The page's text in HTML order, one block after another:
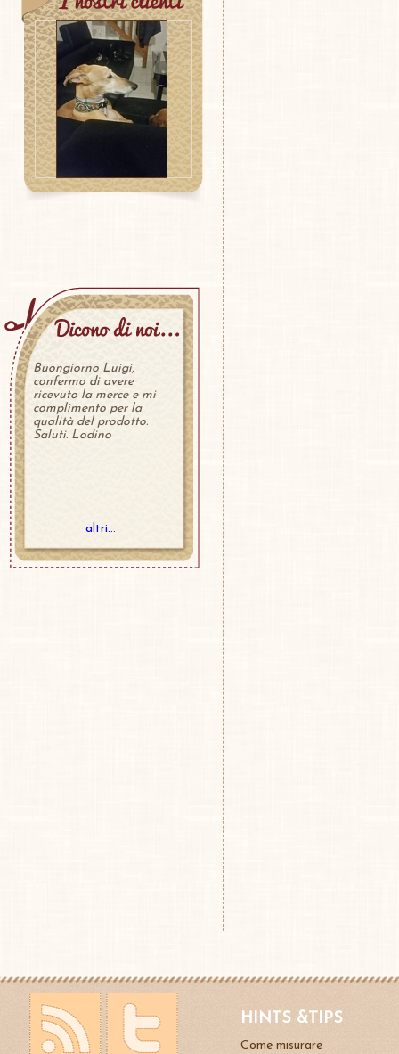
Buongiorno Luigi,
confermo di avere
ricevuto la merce e mi
complimento per la
qualità del prodotto.
Saluti. Lodino
altri...
HINTS &TIPS
Come misurare